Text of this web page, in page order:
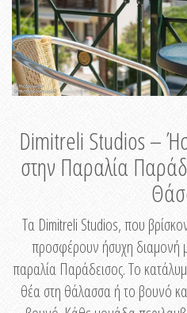
Dimitreli Studios –
στην Παραλία
Τα Dimitreli Studios, που
προσφέρουν ήσυχη διαμονή
παραλία Παράδεισος. Το
θέα στη θάλασσα ή το βουνό